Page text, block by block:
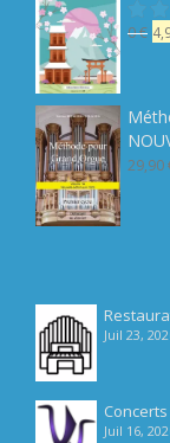
0€ Le
29,90
Juil 23,
Juil 16,